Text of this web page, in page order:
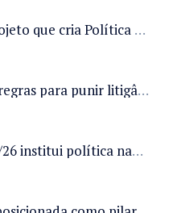
Câmara analisa projeto que cria Política Nacional de Qualificação e Valorização da Preceptoria na Residência Médica
Projeto de lei cria regras para punir litigância abusiva reversa e integrar sistemas do Judiciário
Projeto de Lei 665/26 institui política nacional para prevenção ao transfeminicídio e prevê medidas de proteção e reparação